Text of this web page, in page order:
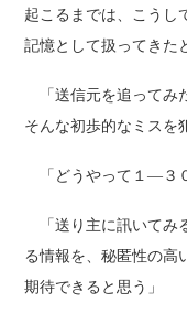
起こるまでは、こうし
記憶として扱ってきた
「送信元を追ってみ
そんな初歩的なミスを
「どうやって１―３
「送り主に訊いてみ
る情報を、秘匿性の高
期待できると思う」